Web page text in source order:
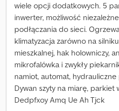
wiele opcji dodatkowych. 5
inwerter, możliwość
podłączania do sieci.
klimatyzacja zarówno na
mieszkalnej, hak holowniczy,
mikrofalówka i zwykły
namiot, automat,
Dywan szyty na miarę, parkiet
Dedpfxoy Amq Ue Ah Tjck